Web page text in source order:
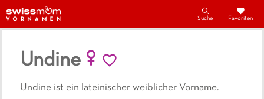
Suche Favoriten
Undine
Undine ist ein lateinischer weiblicher Vorname.